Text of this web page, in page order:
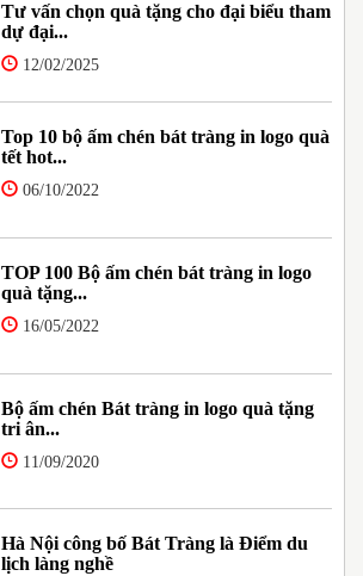
Tư vấn chọn quà tặng cho đại biểu tham
dự đại...
12/02/2025
Top 10 bộ ấm chén bát tràng in logo quà
tết hot...
06/10/2022
TOP 100 Bộ ấm chén bát tràng in logo
quà tặng...
16/05/2022
Bộ ấm chén Bát tràng in logo quà tặng
tri ân...
11/09/2020
Hà Nội công bố Bát Tràng là Điểm du
lịch làng nghề